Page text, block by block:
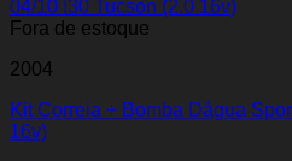
Fora de estoque
2004
Kit Correia + Bomba Dágua
16v)